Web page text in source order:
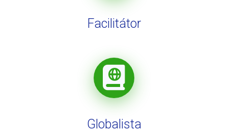
Facilitátor
Globalista